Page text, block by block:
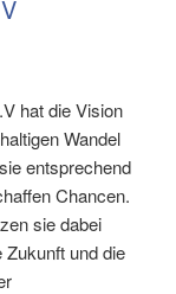
hat die Vision
Wandel
entsprechend
Chancen.
sie dabei
und die